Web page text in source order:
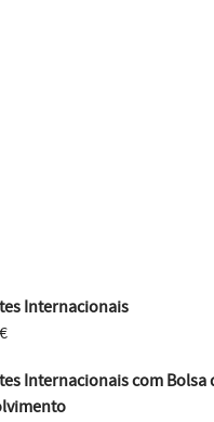
Internacionais
Internacionais com Bolsa